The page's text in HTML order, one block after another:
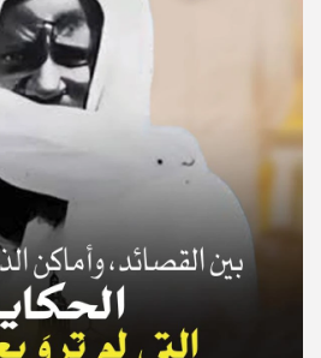
2025, APS